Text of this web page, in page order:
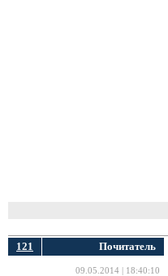
121 Почитатель
09.05.2014 | 18:40:10